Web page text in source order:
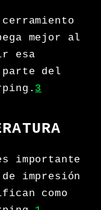
mejor al
esa
parte del
3
importante
impresión
como